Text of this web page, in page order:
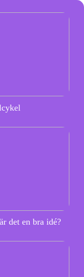
det en bra idé?